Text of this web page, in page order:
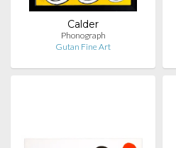
Calder
Phonograph
Gutan Fine Art